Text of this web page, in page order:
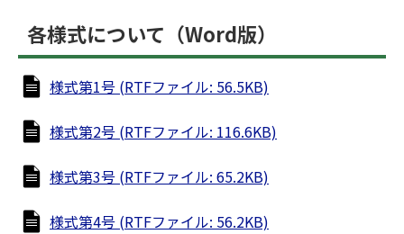
各様式について（Word版）
様式第1号 (RTFファイル: 56.5KB)
様式第2号 (RTFファイル: 116.6KB)
様式第3号 (RTFファイル: 65.2KB)
様式第4号 (RTFファイル: 56.2KB)